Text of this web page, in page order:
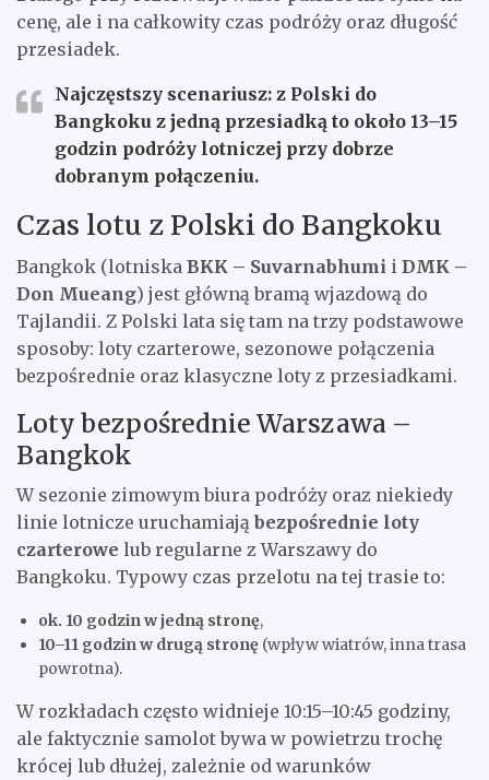
cenę, ale i na całkowity czas podróży oraz długość
przesiadek.
Najczęstszy scenariusz: z Polski do
Bangkoku z jedną przesiadką to około 13–15
godzin podróży lotniczej przy dobrze
dobranym połączeniu.
Czas lotu z Polski do Bangkoku
Bangkok (lotniska BKK – Suvarnabhumi i DMK –
Don Mueang) jest główną bramą wjazdową do
Tajlandii. Z Polski lata się tam na trzy podstawowe
sposoby: loty czarterowe, sezonowe połączenia
bezpośrednie oraz klasyczne loty z przesiadkami.
Loty bezpośrednie Warszawa –
Bangkok
W sezonie zimowym biura podróży oraz niekiedy
linie lotnicze uruchamiają bezpośrednie loty
czarterowe lub regularne z Warszawy do
Bangkoku. Typowy czas przelotu na tej trasie to:
ok. 10 godzin w jedną stronę,
10–11 godzin w drugą stronę (wpływ wiatrów, inna trasa
powrotna).
W rozkładach często widnieje 10:15–10:45 godziny,
ale faktycznie samolot bywa w powietrzu trochę
krócej lub dłużej, zależnie od warunków